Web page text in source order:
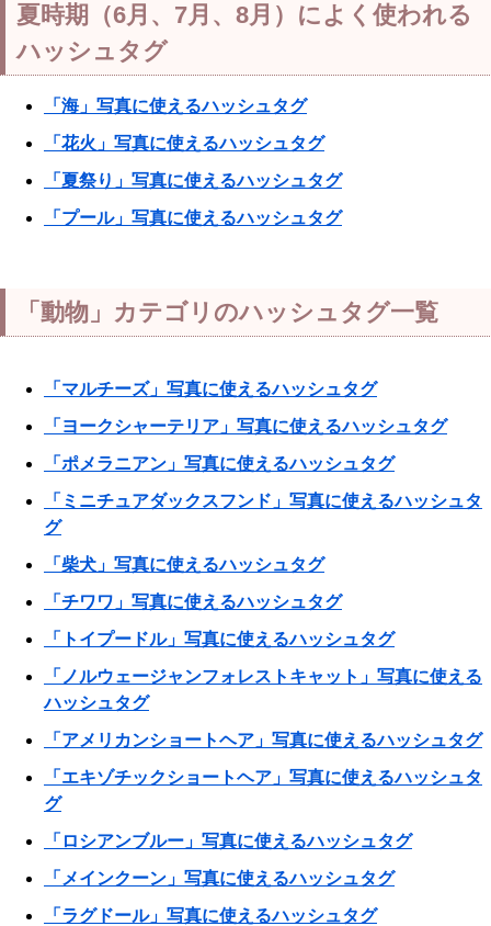
夏時期（6月、7月、8月）によく使われる
ハッシュタグ
「海」写真に使えるハッシュタグ
「花火」写真に使えるハッシュタグ
「夏祭り」写真に使えるハッシュタグ
「プール」写真に使えるハッシュタグ
「動物」カテゴリのハッシュタグ一覧
「マルチーズ」写真に使えるハッシュタグ
「ヨークシャーテリア」写真に使えるハッシュタグ
「ポメラニアン」写真に使えるハッシュタグ
「ミニチュアダックスフンド」写真に使えるハッシュタ
グ
「柴犬」写真に使えるハッシュタグ
「チワワ」写真に使えるハッシュタグ
「トイプードル」写真に使えるハッシュタグ
「ノルウェージャンフォレストキャット」写真に使える
ハッシュタグ
「アメリカンショートヘア」写真に使えるハッシュタグ
「エキゾチックショートヘア」写真に使えるハッシュタ
グ
「ロシアンブルー」写真に使えるハッシュタグ
「メインクーン」写真に使えるハッシュタグ
「ラグドール」写真に使えるハッシュタグ